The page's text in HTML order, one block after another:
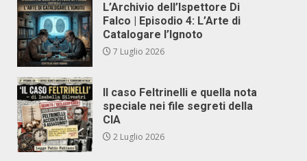
L’Archivio dell’Ispettore Di
Falco | Episodio 4: L’Arte di
Catalogare l’Ignoto
7 Luglio 2026
Il caso Feltrinelli e quella nota
speciale nei file segreti della
CIA
2 Luglio 2026